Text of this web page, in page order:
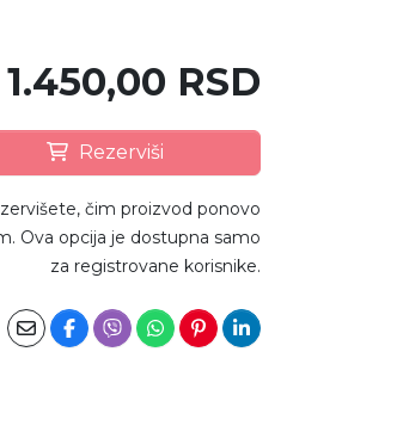
1.450,00 RSD
Rezerviši
čim proizvod ponovo
Ova opcija je dostupna samo
za registrovane korisnike.